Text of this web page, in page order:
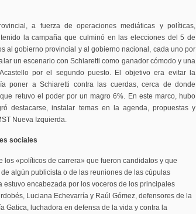
a fuerza de operaciones mediáticas y políticas,
la campaña que culminó en las elecciones del 5 de
al gobierno provincial y al gobierno nacional, cada uno por
un escenario con Schiaretti como ganador cómodo y una
por el segundo puesto. El objetivo era evitar la
poner a Schiaretti contra las cuerdas, cerca de donde
retuvo el poder por un magro 6%. En este marco, hubo
destacarse, instalar temas en la agenda, propuestas y
Nueva Izquierda.
sociales
los «políticos de carrera» que fueron candidatos y que
algún publicista o de las reuniones de las cúpulas
estuvo encabezada por los voceros de los principales
Luciana Echevarría y Raúl Gómez, defensores de la
Gatica, luchadora en defensa de la vida y contra la